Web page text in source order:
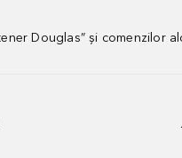
Douglas” și comenzilor